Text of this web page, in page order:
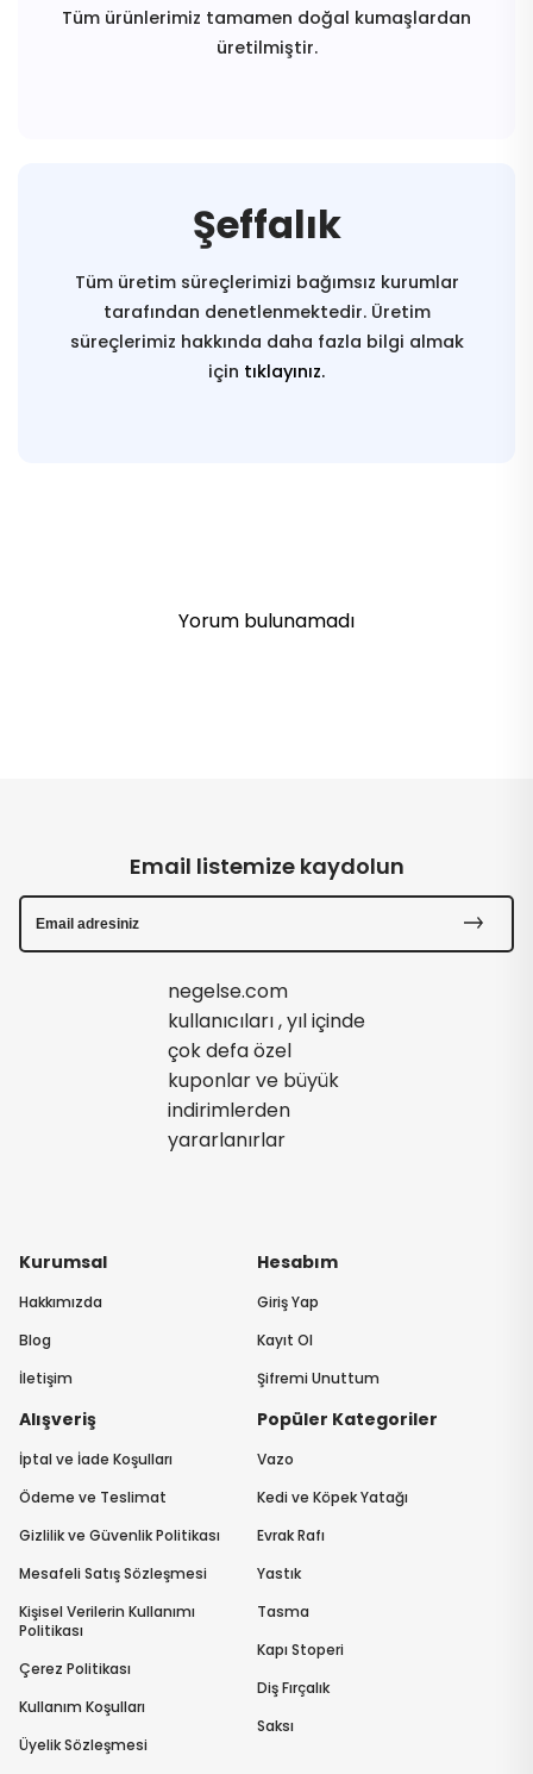
Tüm ürünlerimiz tamamen doğal kumaşlardan
üretilmiştir.
Şeffalık
Tüm üretim süreçlerimizi bağımsız kurumlar
tarafından denetlenmektedir. Üretim
süreçlerimiz hakkında daha fazla bilgi almak
için tıklayınız.
Yorum bulunamadı
Kurumsal
Hakkımızda
Blog
İletişim
Hesabım
Giriş Yap
Kayıt Ol
Şifremi Unuttum
Alışveriş
İptal ve İade Koşulları
Ödeme ve Teslimat
Gizlilik ve Güvenlik Politikası
Mesafeli Satış Sözleşmesi
Kişisel Verilerin Kullanımı
Politikası
Çerez Politikası
Kullanım Koşulları
Üyelik Sözleşmesi
Popüler Kategoriler
Vazo
Kedi ve Köpek Yatağı
Evrak Rafı
Yastık
Tasma
Kapı Stoperi
Diş Fırçalık
Saksı
Email listemize kaydolun
negelse.com
kullanıcıları , yıl içinde
çok defa özel
kuponlar ve büyük
indirimlerden
yararlanırlar